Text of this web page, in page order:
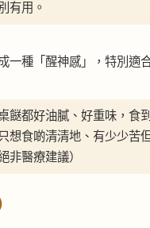
有用。
一種「醒神感」，特別適
餸都好油膩、好重味，食
想食啲清清地、有少少苦
非醫療建議）